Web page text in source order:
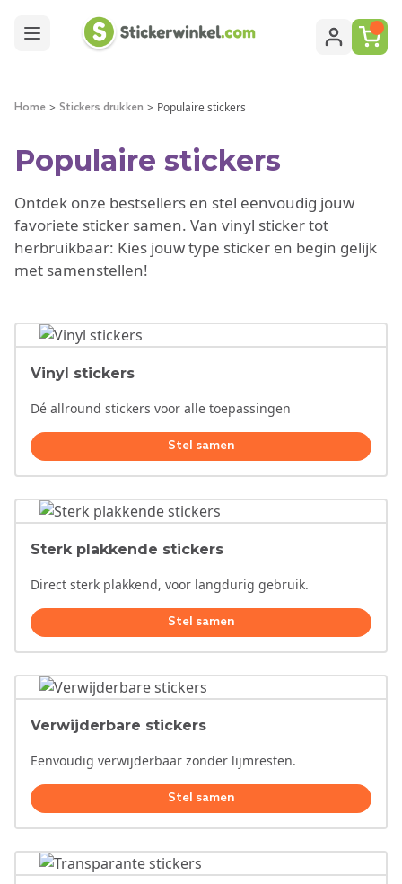
Home > Stickers drukken > Populaire stickers
Populaire stickers
Ontdek onze bestsellers en stel eenvoudig jouw
favoriete sticker samen. Van vinyl sticker tot
herbruikbaar: Kies jouw type sticker en begin gelijk
met samenstellen!
Vinyl stickers
Dé allround stickers voor alle toepassingen
Stel samen
Sterk plakkende stickers
Direct sterk plakkend, voor langdurig gebruik.
Stel samen
Verwijderbare stickers
Eenvoudig verwijderbaar zonder lijmresten.
Stel samen